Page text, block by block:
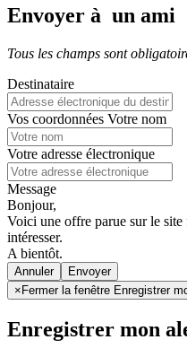
Envoyer à un ami
Tous les champs sont
Destinataire
Vos coordonnées Votre nom
Votre adresse électronique
Message
Bonjour,
Voici une offre parue sur le
intéresser.
A bientôt.
Annuler
× Fermer la fenêtre Enregistrer
Enregistrer mon